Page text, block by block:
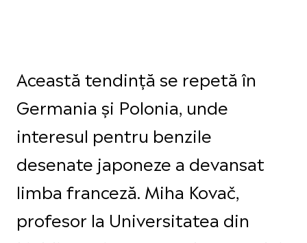
Această tendință se repetă în
Germania și Polonia, unde
interesul pentru benzile
desenate japoneze a devansat
limba franceză. Miha Kovač,
profesor la Universitatea din